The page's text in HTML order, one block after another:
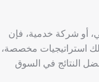
أو شركة خدمية، فإن
لك استراتيجيات مخصصة،
النتائج في السوق